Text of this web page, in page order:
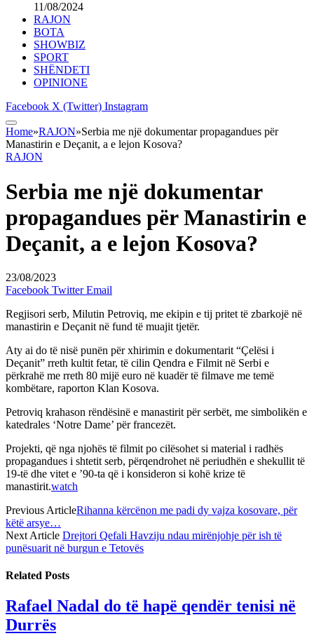
11/08/2024
RAJON
BOTA
SHOWBIZ
SPORT
SHËNDETI
OPINIONE
Facebook X (Twitter) Instagram
Home»RAJON»Serbia me një dokumentar propagandues për
Manastirin e Deçanit, a e lejon Kosova?
RAJON
Serbia me një dokumentar
propagandues për Manastirin e
Deçanit, a e lejon Kosova?
23/08/2023
Facebook Twitter Email
Regjisori serb, Milutin Petroviq, me ekipin e tij pritet të zbarkojë në
manastirin e Deçanit në fund të muajit tjetër.
Aty ai do të nisë punën për xhirimin e dokumentarit “Çelësi i
Deçanit” rreth kultit fetar, të cilin Qendra e Filmit në Serbi e
përkrahë me rreth 80 mijë euro në kuadër të filmave me temë
kombëtare, raporton Klan Kosova.
Petroviq krahason rëndësinë e manastirit për serbët, me simbolikën e
katedrales ‘Notre Dame’ për francezët.
Projekti, që nga njohës të filmit po cilësohet si material i radhës
propagandues i shtetit serb, përqendrohet në periudhën e shekullit të
19-të dhe vitet e ’90-ta që i konsideron si kohë krize të
manastirit.watch
Previous ArticleRihanna kërcënon me padi dy vajza kosovare, për
këtë arsye…
Next Article Drejtori Qefali Havziju ndau mirënjohje për ish të
punësuarit në burgun e Tetovës
Related Posts
Rafael Nadal do të hapë qendër tenisi në
Durrës